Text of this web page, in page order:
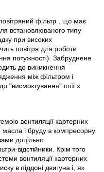
фільтр , що має
встановлюваного типу
при високих
повітря для роботи
потужності). Забруднене
до виникнення
між фільтром і
"висмоктування" олії з
вентиляції картерних
і бруду в компресорну
доцільно
відстійники. Крім того
вентиляції картерних
в піддоні двигуна і, як